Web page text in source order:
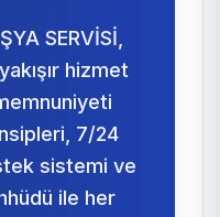
SERVİSİ,
hizmet
7/24
sistemi ve
ile her